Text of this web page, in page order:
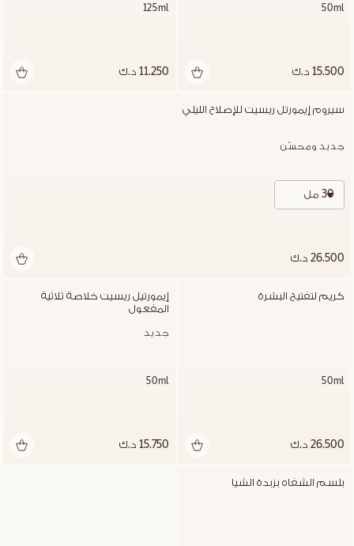
50ml
15.500 د.ك
125ml
11.250 د.ك
سيروم إيمورتل ريسيت للإصلاح الليلي
جديد ومحسّن
30 مل
26.500 د.ك
كريم لتفتيح البشرة
50ml
26.500 د.ك
المفعول
جديد
50ml
15.750 د.ك
بلسم الشفاه بزبدة الشيا